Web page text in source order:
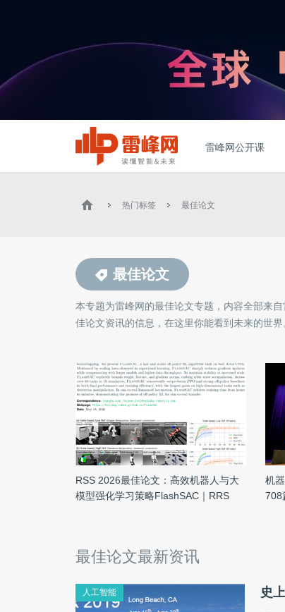
雷峰网公开课
热门标签 最佳论文
最佳论文
本专题为雷峰网的最佳论文专题，内容全部来
佳论文资讯的信息，在这里你能看到未来的世界
RSS 2026最佳论文：高效机器人与大
模型强化学习策略FlashSAC｜RRS
机
708
最佳论文最新资讯
人工智能 史